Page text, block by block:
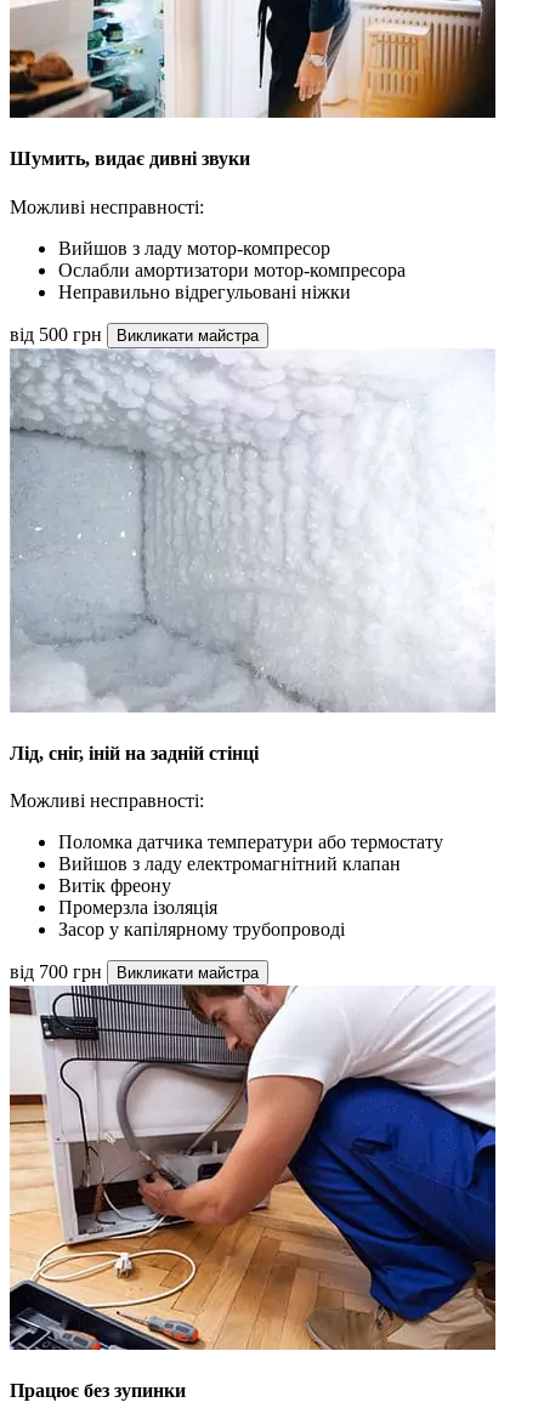
Шумить, видає дивні звуки
Можливі несправності:
Вийшов з ладу мотор-компресор
Ослабли амортизатори мотор-компресора
Неправильно відрегульовані ніжки
від 500 грн Викликати майстра
Лід, сніг, іній на задній стінці
Можливі несправності:
Поломка датчика температури або термостату
Вийшов з ладу електромагнітний клапан
Витік фреону
Промерзла ізоляція
Засор у капілярному трубопроводі
від 700 грн Викликати майстра
Працює без зупинки